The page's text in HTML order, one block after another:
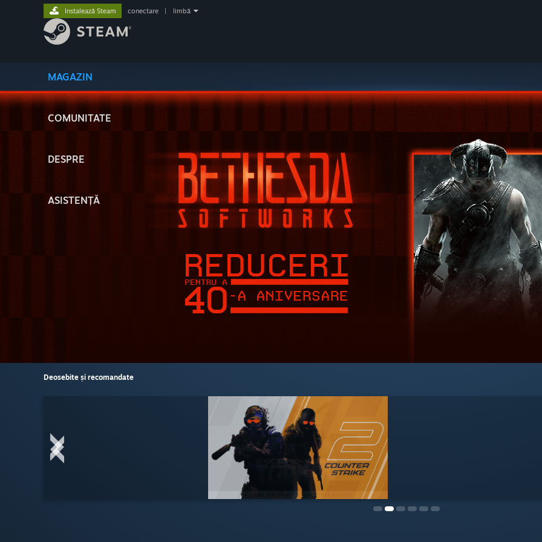
MAGAZIN
COMUNITATE
DESPRE
ASISTENȚĂ
Instalează Steam conectare limbă
Deosebite și recomandate